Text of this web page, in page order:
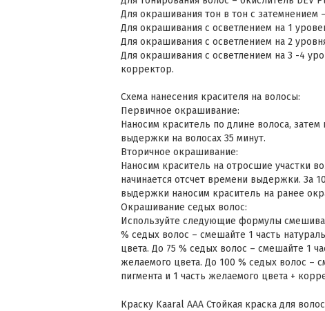
Для окрашивания тон в тон с затемнением
Для окрашивания с осветлением на 1
Для окрашивания с осветлением на 2
Для окрашивания с осветлением на 3 -4
корректор.
Схема нанесения красителя на волосы:
Первичное окрашивание:
Наносим краситель по длине волоса,
выдержки на волосах 35 минут.
Вторичное окрашивание:
Наносим краситель на отросшие участки
начинается отсчет времени выдержки. За
выдержки наносим краситель на ранее
Окрашивание седых волос:
Используйте следующие формулы
% седых волос – смешайте 1 часть
цвета. До 75 % седых волос – смешайте 1
желаемого цвета. До 100 % седых волос –
пигмента и 1 часть желаемого цвета +
Краску Kaaral AAA Стойкая краска для